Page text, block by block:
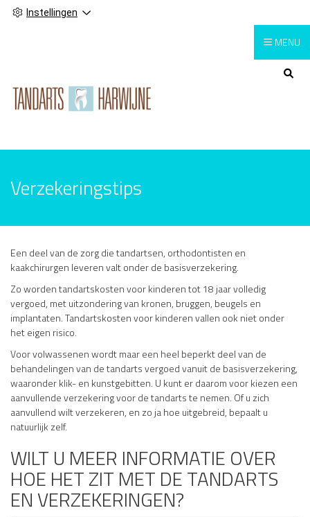
Instellingen
Hoofdmenu
MENU
Verzekeringstips
Een deel van de zorg die tandartsen, orthodontisten en
kaakchirurgen leveren valt onder de basisverzekering.
Zo worden tandartskosten voor kinderen tot 18 jaar volledig
vergoed, met uitzondering van kronen, bruggen, beugels en
implantaten. Tandartskosten voor kinderen vallen ook niet onder
het eigen risico.
Voor volwassenen wordt maar een heel beperkt deel van de
behandelingen van de tandarts vergoed vanuit de basisverzekering,
waaronder klik- en kunstgebitten. U kunt er daarom voor kiezen een
aanvullende verzekering voor de tandarts te nemen. Of u zich
aanvullend wilt verzekeren, en zo ja hoe uitgebreid, bepaalt u
natuurlijk zelf.
WILT U MEER INFORMATIE OVER
HOE HET ZIT MET DE TANDARTS
EN VERZEKERINGEN?